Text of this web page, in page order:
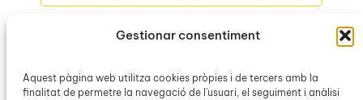
Gestionar consentiment
Aquest pàgina web utilitza cookies pròpies i de tercers amb la
finalitat de permetre la navegació de l'usuari, el seguiment i anàlisi